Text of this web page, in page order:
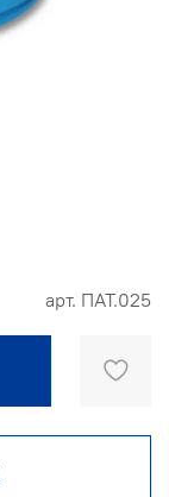
арт. ПАТ.025